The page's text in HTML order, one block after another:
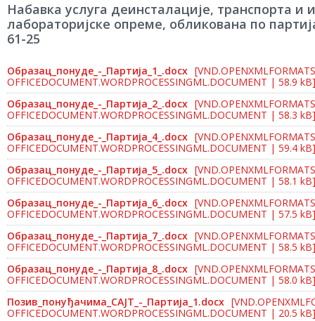
Набавка услуга деинсталације, транспорта и
лабораторијске опреме, обликована по
61-25
Образац_понуде_-_Партија_1_.docx
OFFICEDOCUMENT.WORDPROCESSINGML.DOCUMENT | 58.9 kB]
Образац_понуде_-_Партија_2_.docx
OFFICEDOCUMENT.WORDPROCESSINGML.DOCUMENT | 58.3 kB]
Образац_понуде_-_Партија_4_.docx
OFFICEDOCUMENT.WORDPROCESSINGML.DOCUMENT | 59.4 kB]
Образац_понуде_-_Партија_5_.docx
OFFICEDOCUMENT.WORDPROCESSINGML.DOCUMENT | 58.1 kB]
Образац_понуде_-_Партија_6_.docx
OFFICEDOCUMENT.WORDPROCESSINGML.DOCUMENT | 57.5 kB]
Образац_понуде_-_Партија_7_.docx
OFFICEDOCUMENT.WORDPROCESSINGML.DOCUMENT | 58.5 kB]
Образац_понуде_-_Партија_8_.docx
OFFICEDOCUMENT.WORDPROCESSINGML.DOCUMENT | 58.0 kB]
Позив_понуђачима_САЈТ_-_Партија_1.docx
OFFICEDOCUMENT.WORDPROCESSINGML.DOCUMENT | 20.5 kB]